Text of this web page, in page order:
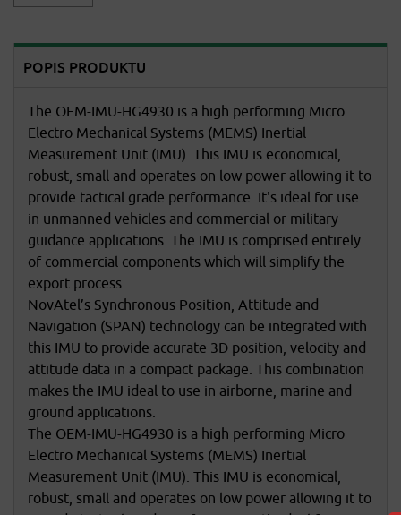
POPIS PRODUKTU
The OEM-IMU-HG4930 is a high performing Micro
Electro Mechanical Systems (MEMS) Inertial
Measurement Unit (IMU). This IMU is economical,
robust, small and operates on low power allowing it to
provide tactical grade performance. It's ideal for use
in unmanned vehicles and commercial or military
guidance applications. The IMU is comprised entirely
of commercial components which will simplify the
export process.
NovAtel’s Synchronous Position, Attitude and
Navigation (SPAN) technology can be integrated with
this IMU to provide accurate 3D position, velocity and
attitude data in a compact package. This combination
makes the IMU ideal to use in airborne, marine and
ground applications.
The OEM-IMU-HG4930 is a high performing Micro
Electro Mechanical Systems (MEMS) Inertial
Measurement Unit (IMU). This IMU is economical,
robust, small and operates on low power allowing it to